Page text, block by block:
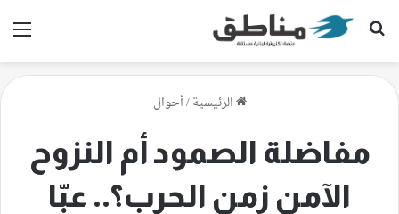
بحث عن
الرئيسية/أحوال
مفاضلة الصمود أم النزوح
الآمن زمن الحرب؟.. عبّا